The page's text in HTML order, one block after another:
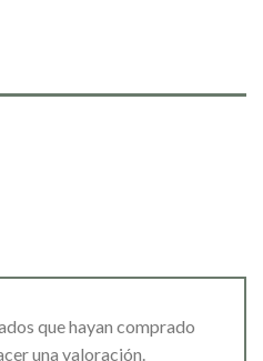
que hayan comprado
una valoración.